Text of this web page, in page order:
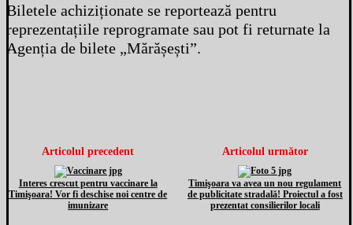
Biletele achiziționate se reportează pentru
reprezentațiile reprogramate sau pot fi returnate la
Agenția de bilete „Mărășești”.
Articolul precedent
Interes crescut pentru vaccinare la
Timişoara! Vor fi deschise noi centre de
imunizare
Articolul următor
Timişoara va avea un nou regulament
de publicitate stradală! Proiectul a fost
prezentat consilierilor locali